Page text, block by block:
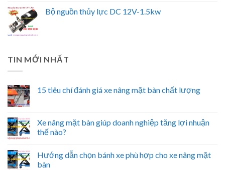
Bộ nguồn thủy lực DC 12V-1.5kw
TIN MỚI NHẤT
15 tiêu chí đánh giá xe nâng mặt bàn chất lượng
Xe nâng mặt bàn giúp doanh nghiệp tăng lợi nhuận
thế nào?
Hướng dẫn chọn bánh xe phù hợp cho xe nâng mặt
bàn